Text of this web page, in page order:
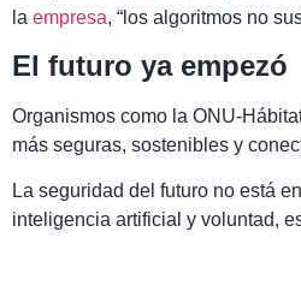
la empresa, “los algoritmos no
El futuro ya empezó
Organismos como la ONU-
más seguras, sostenibles y
La seguridad del futuro no está
inteligencia artificial y voluntad,